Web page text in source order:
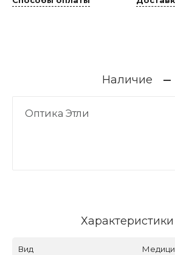
Наличие
Оптика Этли
Характеристики
Вид